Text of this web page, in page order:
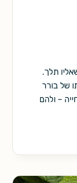
תלך.
של בורר
– ולהם